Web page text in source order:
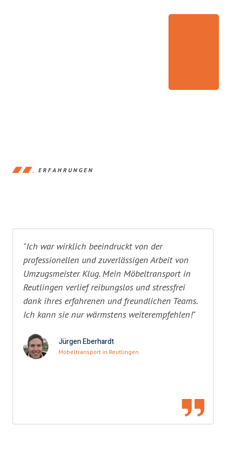
ERFAHRUNGEN
"Ich war wirklich beeindruckt von der
professionellen und zuverlässigen Arbeit von
Umzugsmeister Klug. Mein Möbeltransport in
Reutlingen verlief reibungslos und stressfrei
dank ihres erfahrenen und freundlichen Teams.
Ich kann sie nur wärmstens weiterempfehlen!"
Jürgen Eberhardt
Möbeltransport in Reutlingen